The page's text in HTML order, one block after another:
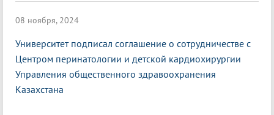
08 ноября, 2024
Университет подписал соглашение о сотрудничестве с
Центром перинатологии и детской кардиохирургии
Управления общественного здравоохранения
Казахстана